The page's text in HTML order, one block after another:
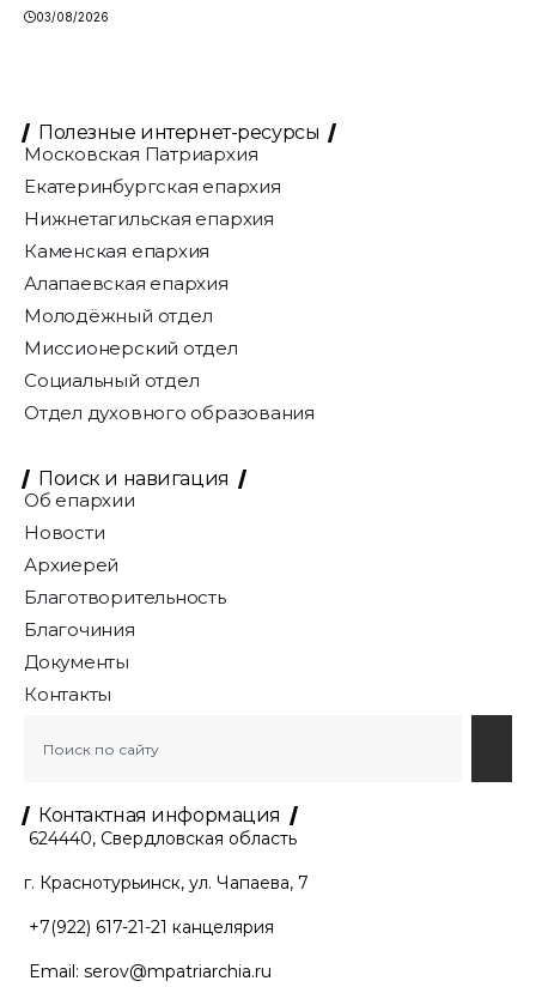
03/08/2026
Полезные интернет-ресурсы
Московская Патриархия
Екатеринбургская епархия
Нижнетагильская епархия
Каменская епархия
Алапаевская епархия
Молодёжный отдел
Миссионерский отдел
Социальный отдел
Отдел духовного образования
Поиск и навигация
Об епархии
Новости
Архиерей
Благотворительность
Благочиния
Документы
Контакты
Контактная информация
624440, Свердловская область
г. Краснотурьинск, ул. Чапаева, 7
+7(922) 617-21-21 канцелярия
Email: serov@mpatriarchia.ru